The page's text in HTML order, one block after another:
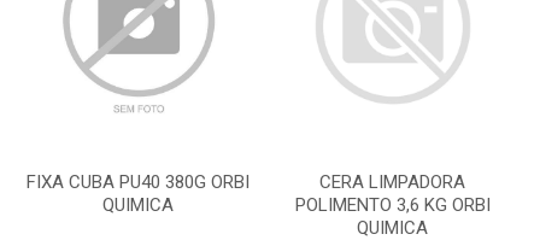
FIXA CUBA PU40 380G ORBI
QUIMICA
CERA LIMPADORA
POLIMENTO 3,6 KG ORBI
QUIMICA